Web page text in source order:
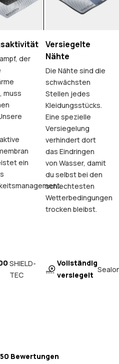
der
muss
ein
SHIELD-
TEC
Versiegelte
Nähte
Die Nähte sind die
schwächsten
Stellen jedes
Kleidungsstücks.
Eine spezielle
Versiegelung
verhindert dort
das Eindringen
von Wasser, damit
du selbst bei den
schlechtesten
Wetterbedingungen
trocken bleibst.
Vollständig
versiegelt
Bewertungen